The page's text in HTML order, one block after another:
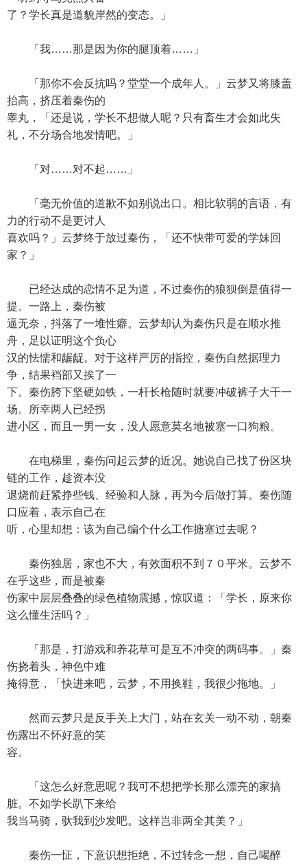
了？学长真是道貌岸然的变态。」
「我……那是因为你的腿顶着……」
「那你不会反抗吗？堂堂一个成年人。」云梦又将膝盖
抬高，挤压着秦伤的
睾丸，「还是说，学长不想做人呢？只有畜生才会如此失
礼，不分场合地发情吧。」
「对……对不起……」
「毫无价值的道歉不如别说出口。相比软弱的言语，有
力的行动不是更讨人
喜欢吗？」云梦终于放过秦伤，「还不快带可爱的学妹回
家？」
已经达成的恋情不足为道，不过秦伤的狼狈倒是值得一
提。一路上，秦伤被
逼无奈，抖落了一堆性癖。云梦却认为秦伤只是在顺水推
舟，足以证明这个负心
汉的怯懦和龌龊。对于这样严厉的指控，秦伤自然据理力
争，结果裆部又挨了一
下。秦伤胯下坚硬如铁，一杆长枪随时就要冲破裤子大干一
场。所幸两人已经拐
进小区，而且一男一女，没人愿意莫名地被塞一口狗粮。
在电梯里，秦伤问起云梦的近况。她说自己找了份区块
链的工作，趁资本没
退烧前赶紧挣些钱、经验和人脉，再为今后做打算。秦伤随
口应着，表示自己在
听，心里却想：该为自己编个什么工作搪塞过去呢？
秦伤独居，家也不大，有效面积不到７０平米。云梦不
在乎这些，而是被秦
伤家中层层叠叠的绿色植物震撼，惊叹道：「学长，原来你
这么懂生活吗？」
「那是，打游戏和养花草可是互不冲突的两码事。」秦
伤挠着头，神色中难
掩得意，「快进来吧，云梦，不用换鞋，我很少拖地。」
然而云梦只是反手关上大门，站在玄关一动不动，朝秦
伤露出不怀好意的笑
容。
「这怎么好意思呢？我可不想把学长那么漂亮的家搞
脏。不如学长趴下来给
我当马骑，驮我到沙发吧。这样岂非两全其美？」
秦伤一怔，下意识想拒绝，不过转念一想，自己喝醉